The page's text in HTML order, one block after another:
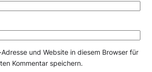
und Website in diesem Browser für
Kommentar speichern.